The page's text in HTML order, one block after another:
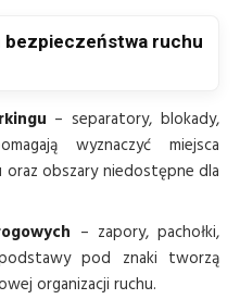
bezpieczeństwa ruchu
– separatory, blokady,
wyznaczyć miejsca
obszary niedostępne dla
– zapory, pachołki,
pod znaki tworzą
organizacji ruchu.